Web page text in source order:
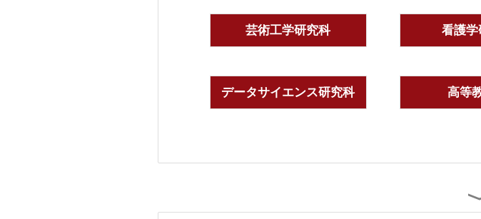
芸術工学研究科 看護学
データサイエンス研究科 高等